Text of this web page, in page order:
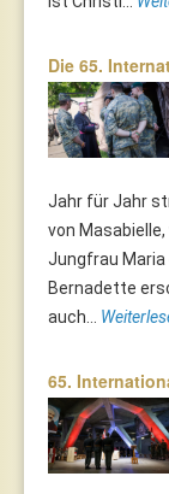
Die 65.
Jahr für Jahr
von
Jungfrau Maria
Bernadette
auch...
65.